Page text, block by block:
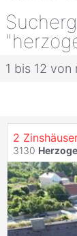
1 bis 12 von
2
3130